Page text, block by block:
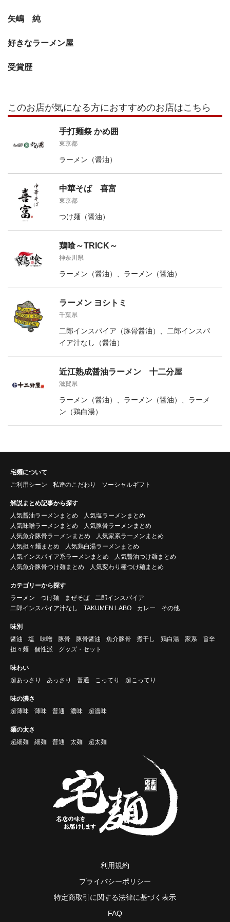
矢嶋 純
好きなラーメン屋
受賞歴
このお店が気になる方におすすめのお店はこちら
手打麺祭 かめ囲
東京都
ラーメン（醤油）
中華そば 喜富
東京都
つけ麺（醤油）
鶏喰～TRICK～
神奈川県
ラーメン（醤油）、ラーメン（醤油）
ラーメン ヨシトミ
千葉県
二郎インスパイア（豚骨醤油）、二郎インスパ
イア汁なし（醤油）
近江熟成醤油ラーメン 十二分屋
滋賀県
ラーメン（醤油）、ラーメン（醤油）、ラーメ
ン（鶏白湯）
宅麺について
ご利用シーン
私達のこだわり ソーシャルギフト
解説まとめ記事から探す
人気醤油ラーメンまとめ
人気塩ラーメンまとめ
人気味噌ラーメンまとめ
人気豚骨ラーメンまとめ
人気魚介豚骨ラーメンまとめ
人気家系ラーメンまとめ
人気担々麺まとめ
人気鶏白湯ラーメンまとめ
人気インスパイア系ラーメンまとめ
人気醤油つけ麺まとめ
人気魚介豚骨つけ麺まとめ
人気変わり種つけ麺まとめ
カテゴリーから探す
ラーメン
つけ麺 まぜそば
二郎インスパイア
二郎インスパイア汁なし
TAKUMEN LABO カレー その他
味別
醤油
塩 味噌 豚骨 豚骨醤油 魚介豚骨 煮干し 鶏白湯 家系
旨辛
担々麺
個性派 グッズ・セット
味わい
超あっさり
あっさり 普通 こってり 超こってり
味の濃さ
超薄味
薄味 普通 濃味 超濃味
麺の太さ
超細麺
細麺 普通 太麺 超太麺
利用規約
プライバシーポリシー
特定商取引に関する法律に基づく表示
FAQ